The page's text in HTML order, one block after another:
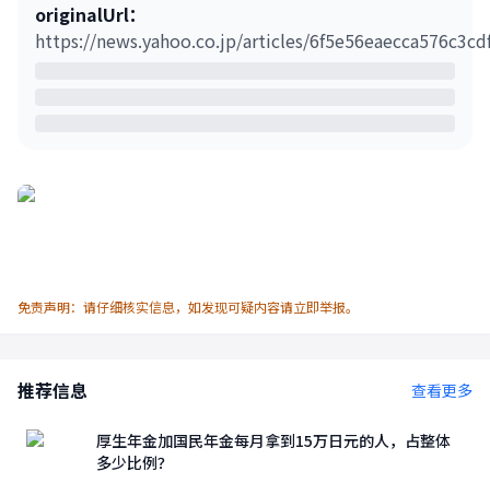
originalUrl：
https://news.yahoo.co.jp/articles/
免责声明：请仔细核实信息，如发现可疑内容请立即举报。
推荐信息 查看更多
厚生年金加国民年金每月拿到15万日元的人，占整体
多少比例？